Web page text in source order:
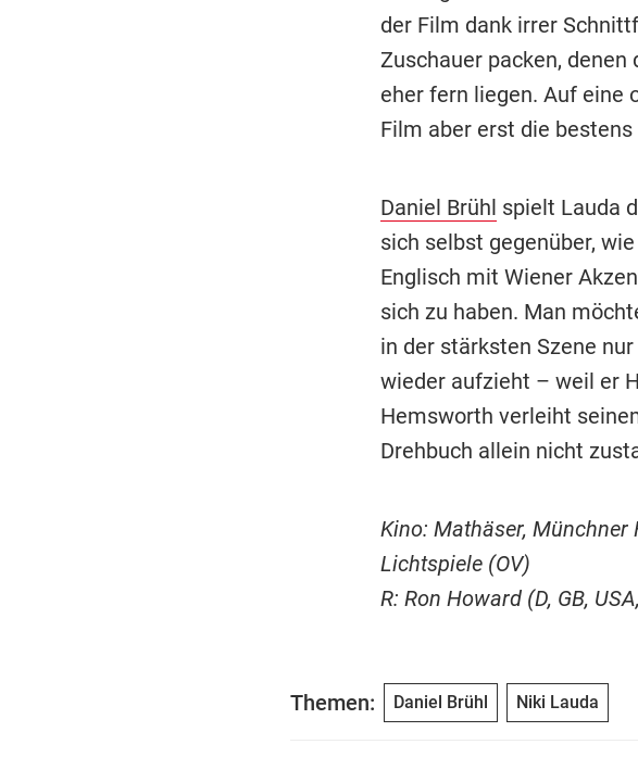
der Film dank irrer
Zuschauer packen,
eher fern liegen. Auf eine
Film aber erst die
Daniel Brühl spielt Lauda
sich selbst gegenüber,
Englisch mit Wiener
sich zu haben. Man
in der stärksten Szene
wieder aufzieht – weil er
Hemsworth verleiht
Drehbuch allein nicht
Kino: Mathäser, Münchner
Lichtspiele (OV)
R: Ron Howard (D, GB,
Themen: Daniel Brühl Niki Lauda